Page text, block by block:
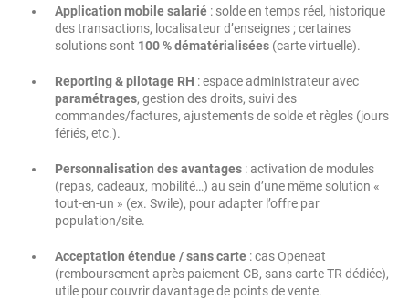
Application mobile salarié : solde en temps réel, historique
des transactions, localisateur d’enseignes ; certaines
solutions sont 100 % dématérialisées (carte virtuelle).
Reporting & pilotage RH : espace administrateur avec
paramétrages, gestion des droits, suivi des
commandes/factures, ajustements de solde et règles (jours
fériés, etc.).
Personnalisation des avantages : activation de modules
(repas, cadeaux, mobilité…) au sein d’une même solution «
tout-en-un » (ex. Swile), pour adapter l’offre par
population/site.
Acceptation étendue / sans carte : cas Openeat
(remboursement après paiement CB, sans carte TR dédiée),
utile pour couvrir davantage de points de vente.